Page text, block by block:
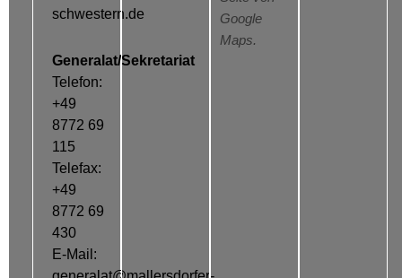
schwestern.de
Generalat/Sekretariat
Telefon:
+49
8772 69
115
Telefax:
+49
8772 69
430
E-Mail:
Google
Maps.